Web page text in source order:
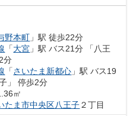
野本町 」駅 徒歩22分
「大宮 」駅 バス21分 「八王
分
「さいたま新都心 」駅 バス19
」 停歩2分
㎡
たま市中央区八王子２丁目